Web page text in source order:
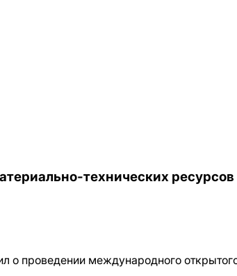
технических ресурсов
о проведении международного